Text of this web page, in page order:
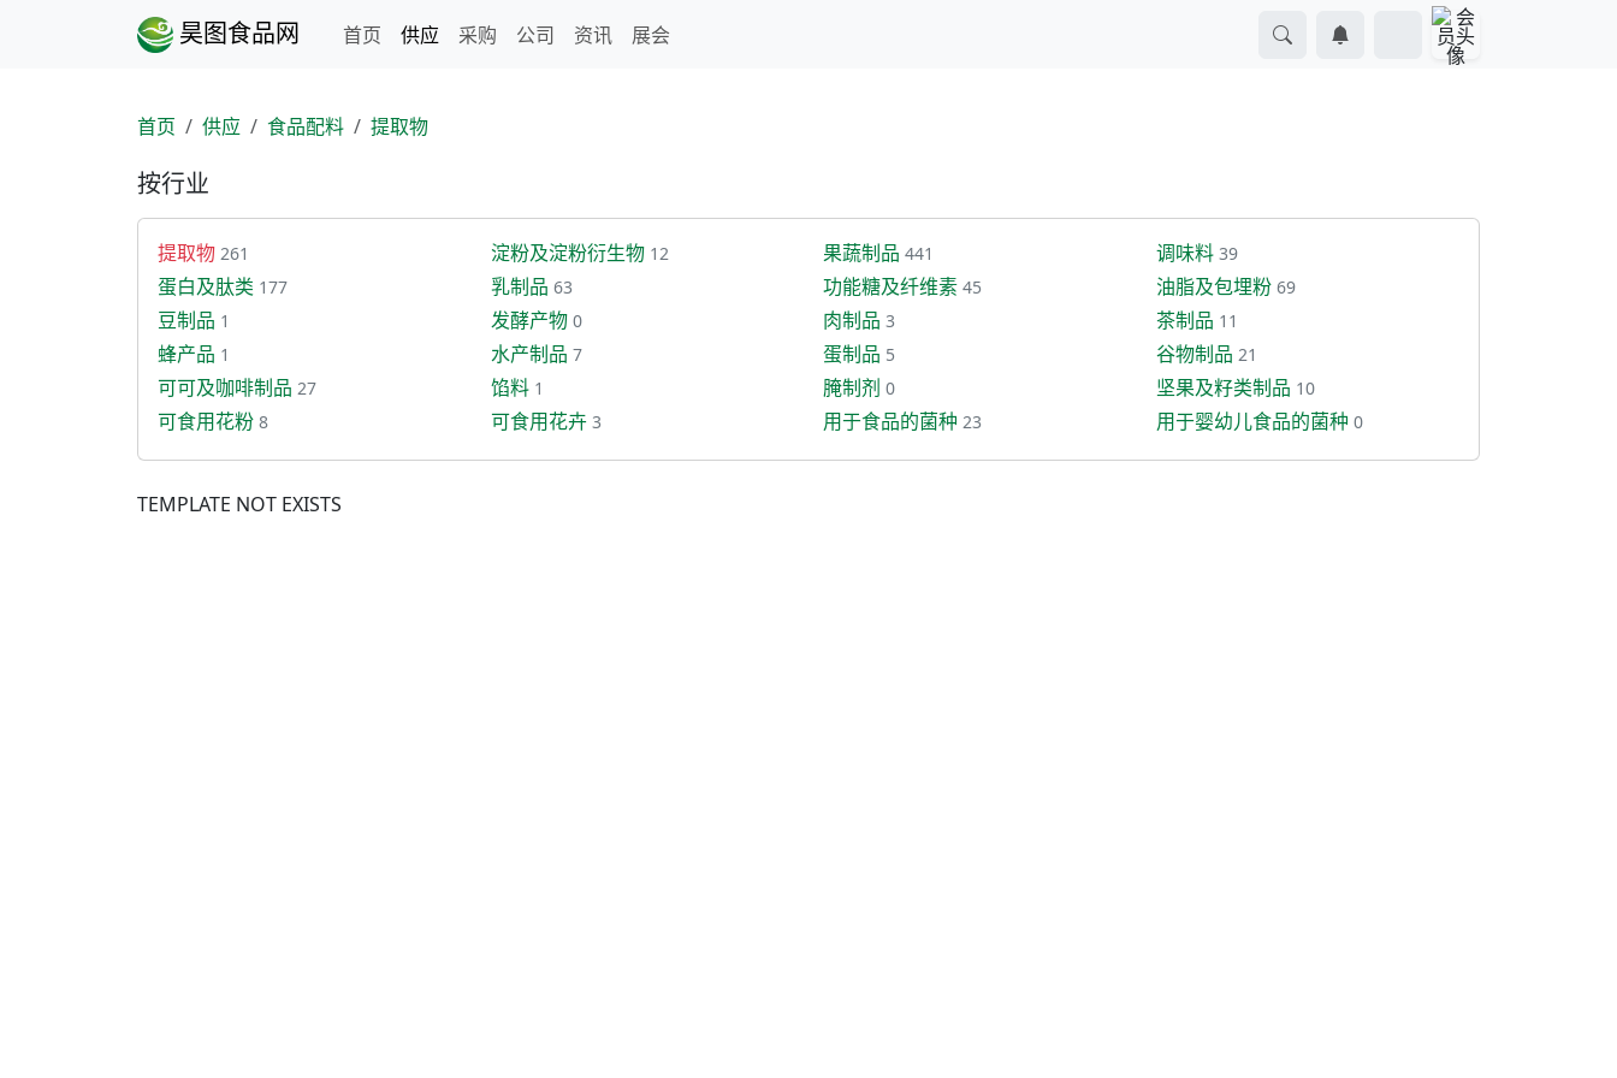
昊图食品网 首页 供应 采购 公司 资讯 展会
首页 供应 食品配料 提取物
按行业
提取物 261 淀粉及淀粉衍生物 12 果蔬制品 441 调味料 39
蛋白及肽类 177 乳制品 63 功能糖及纤维素 45 油脂及包埋粉 69
豆制品 1 发酵产物 0 肉制品 3 茶制品 11
蜂产品 1 水产制品 7 蛋制品 5 谷物制品 21
可可及咖啡制品 27 馅料 1 腌制剂 0 坚果及籽类制品 10
可食用花粉 8 可食用花卉 3 用于食品的菌种 23 用于婴幼儿食品的菌种 0
TEMPLATE NOT EXISTS